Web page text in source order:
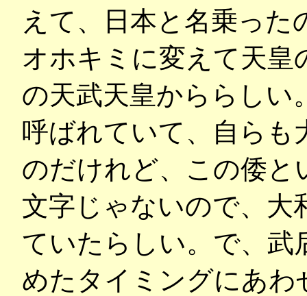
えて、日本と名乗っ
オホキミに変えて天
の天武天皇かららしい
呼ばれていて、自らも
のだけれど、この倭と
文字じゃないので、大
ていたらしい。で、武
めたタイミングにあわ